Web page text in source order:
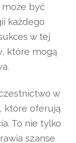
być
każdego
w tej
które mogą
w
które oferują
To nie tylko
szanse